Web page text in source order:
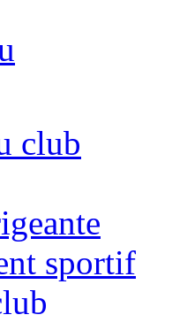
club
sportif